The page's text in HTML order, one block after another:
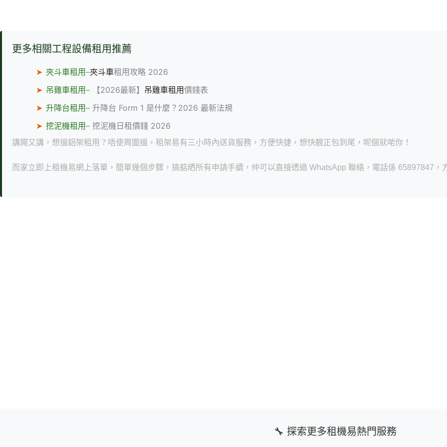
主
更多相關工程設備租用推薦
➤ 夾斗車租用–夾斗車租用攻略 2026
➤ 吊雞車租用– 【2026最新】 吊雞車租用價錢表
➤ 升降台租用– 升降台 Form 1 是什麼？2026 最新法規
➤ 挖泥機租用– 挖泥機日租價錢 2026
講開又講，想搵鋁架租用？唔使周圍搵，租架易有三小時內送貨服務，方便快捷，想快靚正包到尾，呢個就啱你！
而家立即上租機易網上落單，簡單幾個步驟，搞掂晒所有申請手續，仲可以直接透過 WhatsApp 聯絡，電話係 65897847，
🔧 探索更多租機易熱門服務